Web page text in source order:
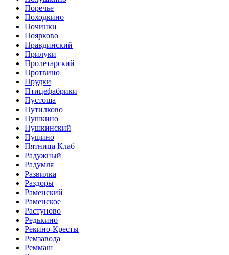
Поречье
Походкино
Починки
Поярково
Правдинский
Прилуки
Пролетарский
Протвино
Прудки
Птицефабрики
Пустоша
Путилково
Пушкино
Пушкинский
Пущино
Пятница Клаб
Радужный
Радумля
Развилка
Раздоры
Раменский
Раменское
Растуново
Редькино
Рекино-Кресты
Ремзавода
Реммаш